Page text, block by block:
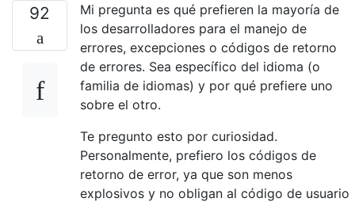
92
Mi pregunta es qué prefieren la mayoría de
los desarrolladores para el manejo de
errores, excepciones o códigos de retorno
de errores. Sea específico del idioma (o
familia de idiomas) y por qué prefiere uno
sobre el otro.
Te pregunto esto por curiosidad.
Personalmente, prefiero los códigos de
retorno de error, ya que son menos
explosivos y no obligan al código de usuario